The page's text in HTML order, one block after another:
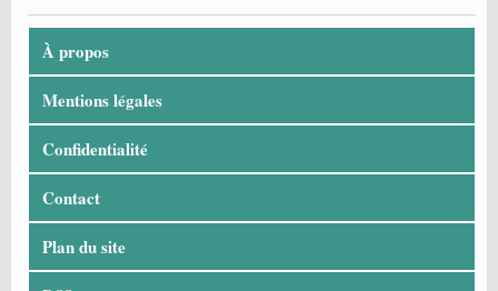
À propos
Mentions légales
Confidentialité
Contact
Plan du site